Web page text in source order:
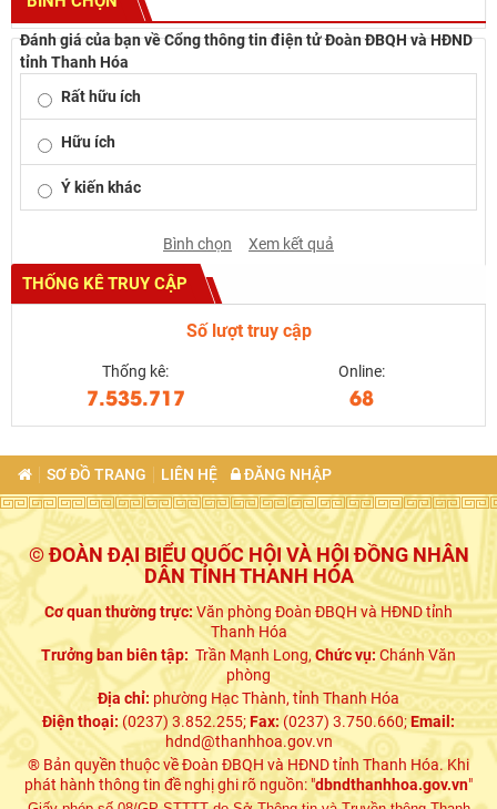
Đánh giá của bạn về Cổng thông tin điện tử Đoàn ĐBQH và HĐND
tỉnh Thanh Hóa
Rất hữu ích
Hữu ích
Ý kiến khác
Bình chọn Xem kết quả
THỐNG KÊ TRUY CẬP
Số lượt truy cập
Thống kê:
7.535.717
Online:
68
SƠ ĐỒ TRANG LIÊN HỆ ĐĂNG NHẬP
© ĐOÀN ĐẠI BIỂU QUỐC HỘI VÀ HỘI ĐỒNG NHÂN
DÂN TỈNH THANH HÓA
Cơ quan thường trực:Văn phòng Đoàn ĐBQH và HĐND tỉnh
Thanh Hóa
Trưởng ban biên tập: Trần Mạnh Long,Chức vụ:Chánh Văn
phòng
Địa chỉ: phường Hạc Thành, tỉnh Thanh Hóa
Điện thoại:(0237) 3.852.255;Fax:(0237) 3.750.660;Email:
hdnd@thanhhoa.gov.vn
® Bản quyền thuộc về Đoàn ĐBQH và HĐND tỉnh Thanh Hóa. Khi
phát hành thông tin đề nghị ghi rõ nguồn: "dbndthanhhoa.gov.vn"